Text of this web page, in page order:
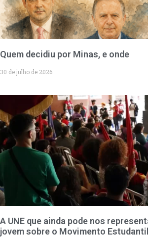
Quem decidiu por Minas, e onde
30 de julho de 2026
A UNE que ainda pode nos
jovem sobre o Movimento Estudantil